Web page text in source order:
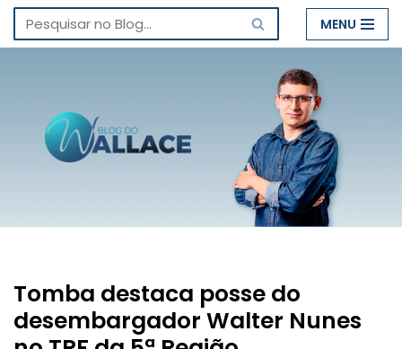
Pular
conteúdo
MENU
Tomba destaca posse do
desembargador Walter Nunes